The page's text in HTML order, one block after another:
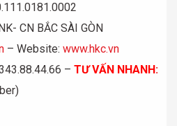
CN BẮC SÀI GÒN
– Website: www.hkc.vn
– TƯ VẤN NHANH: